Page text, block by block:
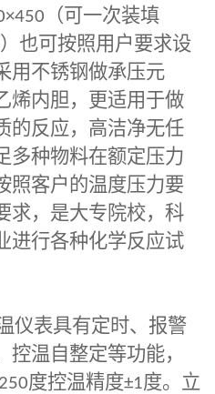
（可一次装填
也可按照用户要求设
用不锈钢做承压元
烯内胆，更适用于做
的反应，高洁净无任
多种物料在额定压力
照客户的温度压力要
求，是大专院校，科
进行各种化学反应试
仪表具有定时、报警
控温自整定等功能，
度控温精度±1度。立